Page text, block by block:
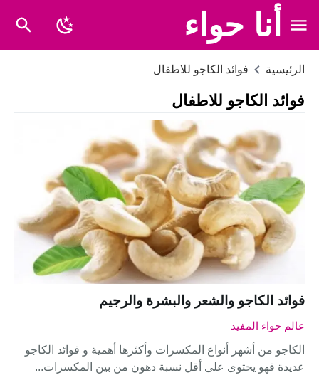
أنا حواء
الرئيسية فوائد الكاجو للاطفال
فوائد الكاجو للاطفال
فوائد الكاجو والشعر والبشرة والرجيم
عالم حواء المفيد
الكاجو من أشهر أنواع المكسرات وأكثرها أهمية و فوائد الكاجو
عديدة فهو يحتوى على أقل نسبة دهون من بين المكسرات...